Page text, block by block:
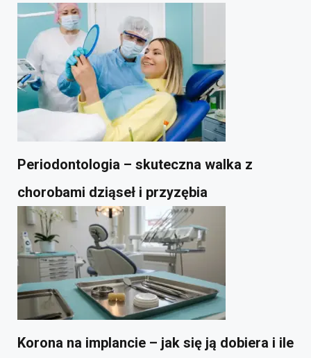
Periodontologia – skuteczna walka z
chorobami dziąseł i przyzębia
Korona na implancie – jak się ją dobiera i ile